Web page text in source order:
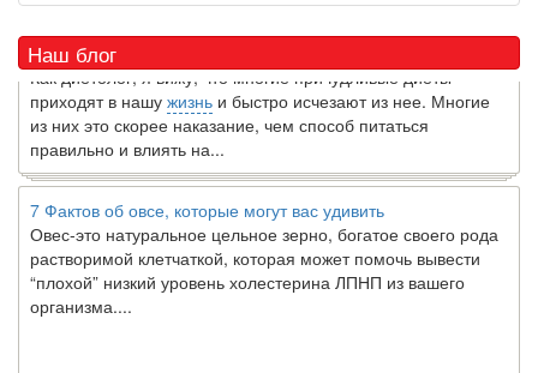
Наш блог
5 причин обратить внимание на средиземноморскую диету
Как диетолог, я вижу, что многие причудливые диеты
приходят в нашужизньи быстро исчезают из нее. Многие
из них это скорее наказание, чем способ питаться
правильно и влиять на...
7 Фактов об овсе, которые могут вас удивить
Овес-это натуральное цельное зерно, богатое своего рода
растворимой клетчаткой, которая может помочь вывести
“плохой” низкий уровень холестерина ЛПНП из вашего
организма....